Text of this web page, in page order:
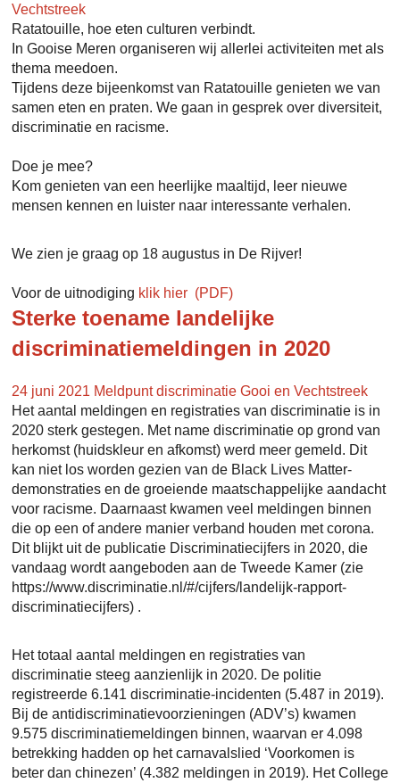
Vechtstreek
Ratatouille, hoe eten culturen verbindt.
In Gooise Meren organiseren wij allerlei activiteiten met als
thema meedoen.
Tijdens deze bijeenkomst van Ratatouille genieten we van
samen eten en praten. We gaan in gesprek over diversiteit,
discriminatie en racisme.
Doe je mee?
Kom genieten van een heerlijke maaltijd, leer nieuwe
mensen kennen en luister naar interessante verhalen.
We zien je graag op 18 augustus in De Rijver!
Voor de uitnodiging klik hier
Sterke toename landelijke
discriminatiemeldingen in 2020
24 juni 2021 Meldpunt discriminatie Gooi en Vechtstreek
Het aantal meldingen en registraties van discriminatie is in
2020 sterk gestegen. Met name discriminatie op grond van
herkomst (huidskleur en afkomst) werd meer gemeld. Dit
kan niet los worden gezien van de Black Lives Matter-
demonstraties en de groeiende maatschappelijke aandacht
voor racisme. Daarnaast kwamen veel meldingen binnen
die op een of andere manier verband houden met corona.
Dit blijkt uit de publicatie Discriminatiecijfers in 2020, die
vandaag wordt aangeboden aan de Tweede Kamer (zie
https://www.discriminatie.nl/#/cijfers/landelijk-rapport-
discriminatiecijfers) .
Het totaal aantal meldingen en registraties van
discriminatie steeg aanzienlijk in 2020. De politie
registreerde 6.141 discriminatie-incidenten (5.487 in 2019).
Bij de antidiscriminatievoorzieningen (ADV’s) kwamen
9.575 discriminatiemeldingen binnen, waarvan er 4.098
betrekking hadden op het carnavalslied ‘Voorkomen is
beter dan chinezen’ (4.382 meldingen in 2019). Het College